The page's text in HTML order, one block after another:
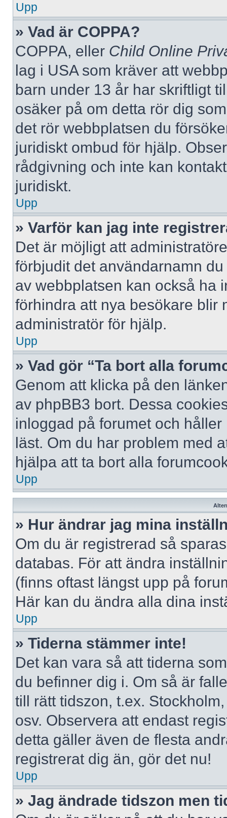
Upp
» Vad är COPPA?
COPPA, eller Child Online
lag i USA som kräver att
barn under 13 år har skriftligt
osäker på om detta rör dig
det rör webbplatsen du
juridiskt ombud för hjälp.
rådgivning och inte kan
juridiskt.
Upp
» Varför kan jag inte
Det är möjligt att
förbjudit det användarnamn
av webbplatsen kan också ha
förhindra att nya besökare blir
administratör för hjälp.
Upp
» Vad gör “Ta bort alla
Genom att klicka på den
av phpBB3 bort. Dessa
inloggad på forumet och
läst. Om du har problem med
hjälpa att ta bort alla
Upp
» Hur ändrar jag mina
Om du är registrerad så
databas. För att ändra
(finns oftast längst upp på
Här kan du ändra alla dina
Upp
» Tiderna stämmer inte!
Det kan vara så att tiderna
du befinner dig i. Om så är
till rätt tidszon, t.ex.
osv. Observera att endast
detta gäller även de flesta
registrerat dig än, gör det nu!
Upp
» Jag ändrade tidszon men